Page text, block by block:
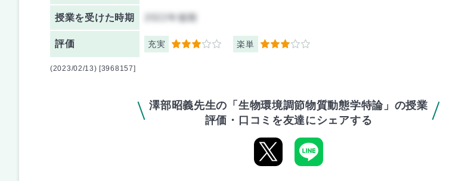
授業を受けた時期 2022年後期
評価 充実 3 楽単 3
(2023/02/13) [3968157]
澤部昭義先生の「生物環境調節物質動態学特論」の授業
評価・口コミを友達にシェアする